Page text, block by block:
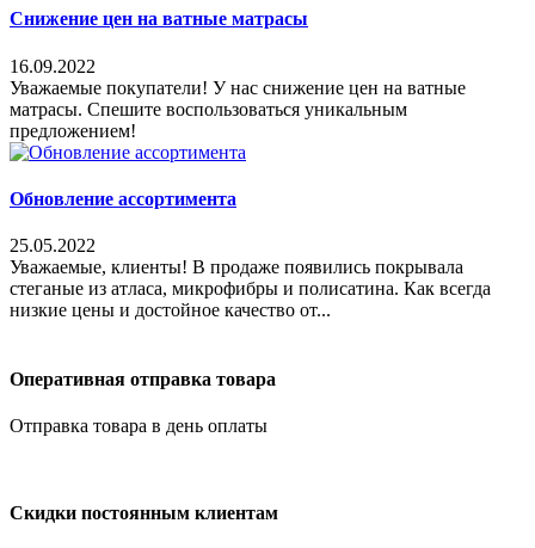
Снижение цен на ватные матрасы
16.09.2022
Уважаемые покупатели! У нас снижение цен на ватные
матрасы. Спешите воспользоваться уникальным
предложением!
Обновление ассортимента
25.05.2022
Уважаемые, клиенты! В продаже появились покрывала
стеганые из атласа, микрофибры и полисатина. Как всегда
низкие цены и достойное качество от...
Оперативная отправка товара
Отправка товара в день оплаты
Скидки постоянным клиентам